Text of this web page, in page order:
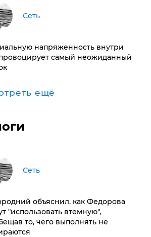
Сеть
напряженность внутри
самый неожиданный
ещё
Сеть
объяснил, как Федорова
"использовать втемную",
то, чего выполнять не